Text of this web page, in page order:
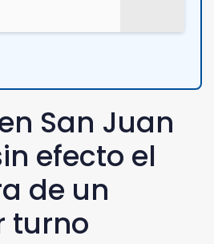
San Juan
efecto el
de un
turno